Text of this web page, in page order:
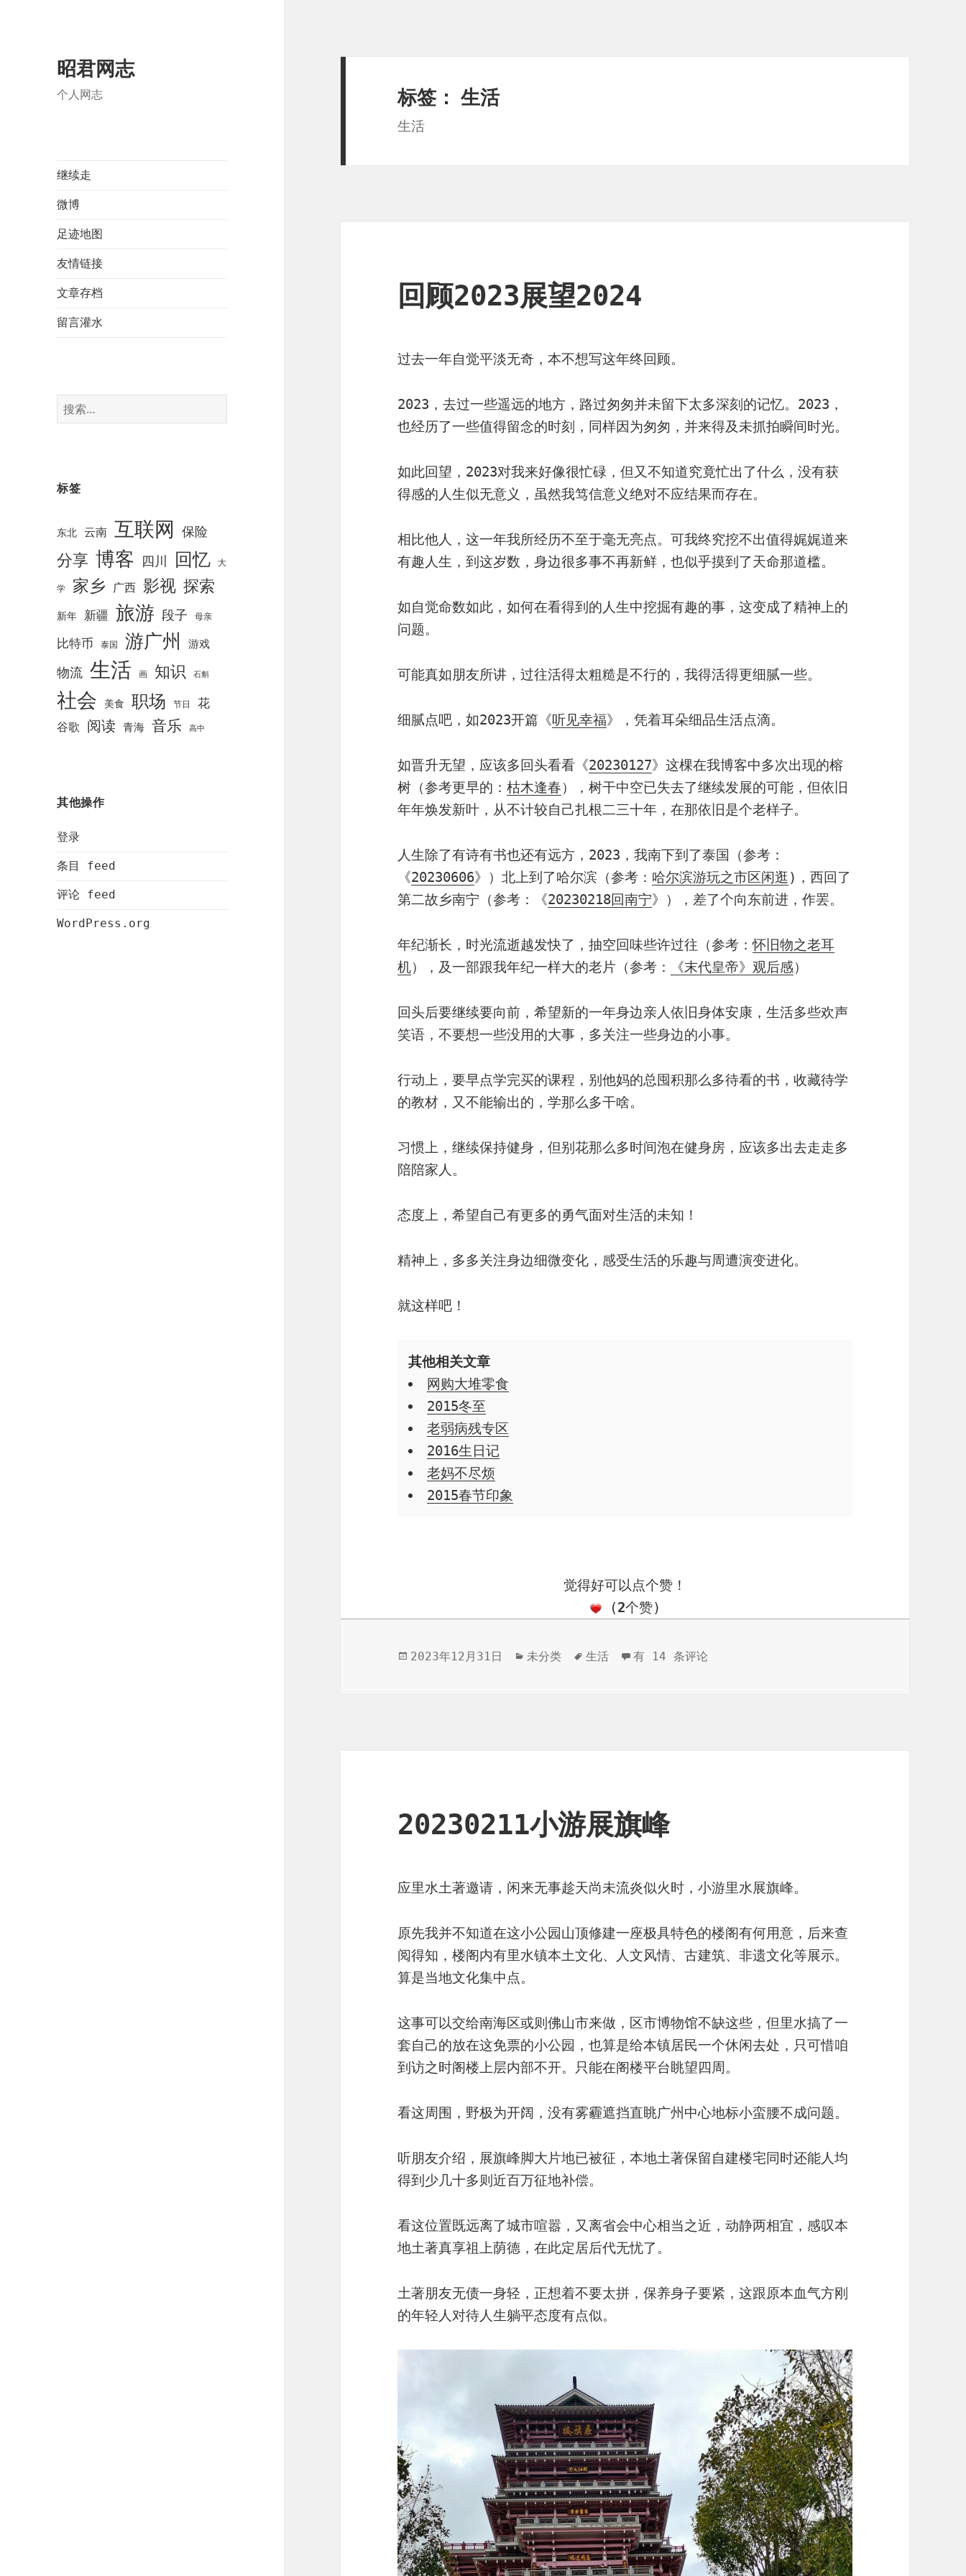
昭君网志
个人网志
继续走
微博
足迹地图
友情链接
文章存档
留言灌水
搜
索
标签
东北 云南 互联网 保险
分享 博客 四川 回忆 大
学 家乡 广西 影视 探索
新年 新疆 旅游 段子 母亲
比特币 泰国 游广州 游戏
物流 生活 画 知识 石斛
社会 美食 职场 节日
花
谷歌
阅读 青海 音乐 高中
其他操作
登录
条目 feed
评论 feed
WordPress.org
标签：生活
生活
回顾2023展望2024
过去一年自觉平淡无奇，本不想写这年终回顾。
2023，去过一些遥远的地方，路过匆匆并未留下太多深刻的记忆。2023，
也经历了一些值得留念的时刻，同样因为匆匆，并来得及未抓拍瞬间时光。
如此回望，2023对我来好像很忙碌，但又不知道究竟忙出了什么，没有获
得感的人生似无意义，虽然我笃信意义绝对不应结果而存在。
相比他人，这一年我所经历不至于毫无亮点。可我终究挖不出值得娓娓道来
有趣人生，到这岁数，身边很多事不再新鲜，也似乎摸到了天命那道槛。
如自觉命数如此，如何在看得到的人生中挖掘有趣的事，这变成了精神上的
问题。
可能真如朋友所讲，过往活得太粗糙是不行的，我得活得更细腻一些。
细腻点吧，如2023开篇《听见幸福》，凭着耳朵细品生活点滴。
如晋升无望，应该多回头看看《20230127》这棵在我博客中多次出现的榕
树（参考更早的：枯木逢春），树干中空已失去了继续发展的可能，但依旧
年年焕发新叶，从不计较自己扎根二三十年，在那依旧是个老样子。
人生除了有诗有书也还有远方，2023，我南下到了泰国（参考：
《20230606》）北上到了哈尔滨（参考： 哈尔滨游玩之市区闲逛)，西回了
第二故乡南宁（参考：《20230218回南宁》），差了个向东前进，作罢。
年纪渐长，时光流逝越发快了，抽空回味些许过往（参考：怀旧物之老耳
机），及一部跟我年纪一样大的老片（参考： 《末代皇帝》观后感）
回头后要继续要向前，希望新的一年身边亲人依旧身体安康，生活多些欢声
笑语，不要想一些没用的大事，多关注一些身边的小事。
行动上，要早点学完买的课程，别他妈的总囤积那么多待看的书，收藏待学
的教材，又不能输出的，学那么多干啥。
习惯上，继续保持健身，但别花那么多时间泡在健身房，应该多出去走走多
陪陪家人。
态度上，希望自己有更多的勇气面对生活的未知！
精神上，多多关注身边细微变化，感受生活的乐趣与周遭演变进化。
就这样吧！
其他相关文章
网购大堆零食
2015冬至
老弱病残专区
2016生日记
老妈不尽烦
2015春节印象
觉得好可以点个赞！
(2个赞)
发
2023年12月31日
分
未分类
标
生活 回顾2023展望2024
有 14 条评论
20230211小游展旗峰
应里水土著邀请，闲来无事趁天尚未流炎似火时，小游里水展旗峰。
原先我并不知道在这小公园山顶修建一座极具特色的楼阁有何用意，后来查
阅得知，楼阁内有里水镇本土文化、人文风情、古建筑、非遗文化等展示。
算是当地文化集中点。
这事可以交给南海区或则佛山市来做，区市博物馆不缺这些，但里水搞了一
套自己的放在这免票的小公园，也算是给本镇居民一个休闲去处，只可惜咱
到访之时阁楼上层内部不开。只能在阁楼平台眺望四周。
看这周围，野极为开阔，没有雾霾遮挡直眺广州中心地标小蛮腰不成问题。
听朋友介绍，展旗峰脚大片地已被征，本地土著保留自建楼宅同时还能人均
得到少几十多则近百万征地补偿。
看这位置既远离了城市喧嚣，又离省会中心相当之近，动静两相宜，感叹本
地土著真享祖上荫德，在此定居后代无忧了。
土著朋友无债一身轻，正想着不要太拼，保养身子要紧，这跟原本血气方刚
的年轻人对待人生躺平态度有点似。